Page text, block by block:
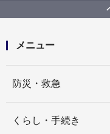
【⼊札結果掲
浜市職員スト
メニュー
防災・救急
くらし・手続き